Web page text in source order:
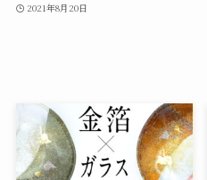
2021年8月20日